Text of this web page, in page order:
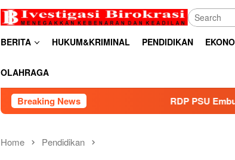
BERITA HUKUM&KRIMINAL PENDIDIKAN
OLAHRAGA
Breaking News RDP PSU Embung Bugel
Home Pendidikan